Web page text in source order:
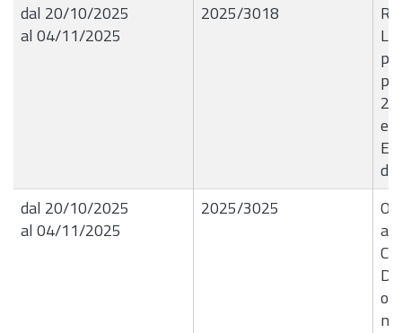
dal 20/10/2025
al 04/11/2025
2025/3018
di
dal 20/10/2025
al 04/11/2025
2025/3025